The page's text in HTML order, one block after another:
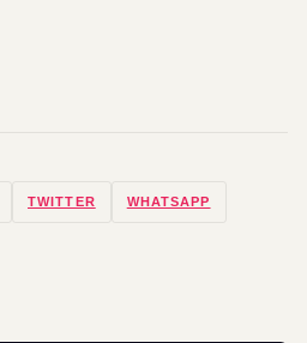
TWITTER WHATSAPP